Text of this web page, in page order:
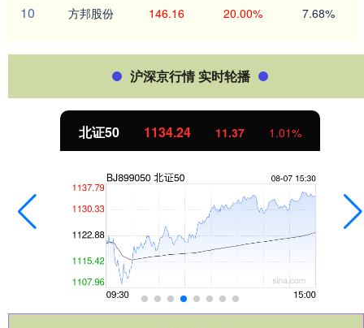
10 方邦股份 146.16 20.00% 7.68%
沪深京行情 实时轮播
北证50 1134.24 11.37 1.01%